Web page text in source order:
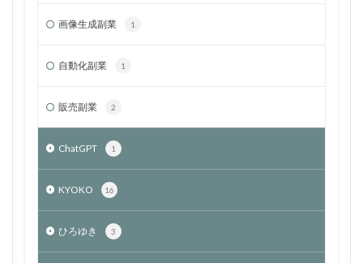
画像生成副業 1
自動化副業 1
販売副業 2
ChatGPT 1
KYOKO 16
ひろゆき 3